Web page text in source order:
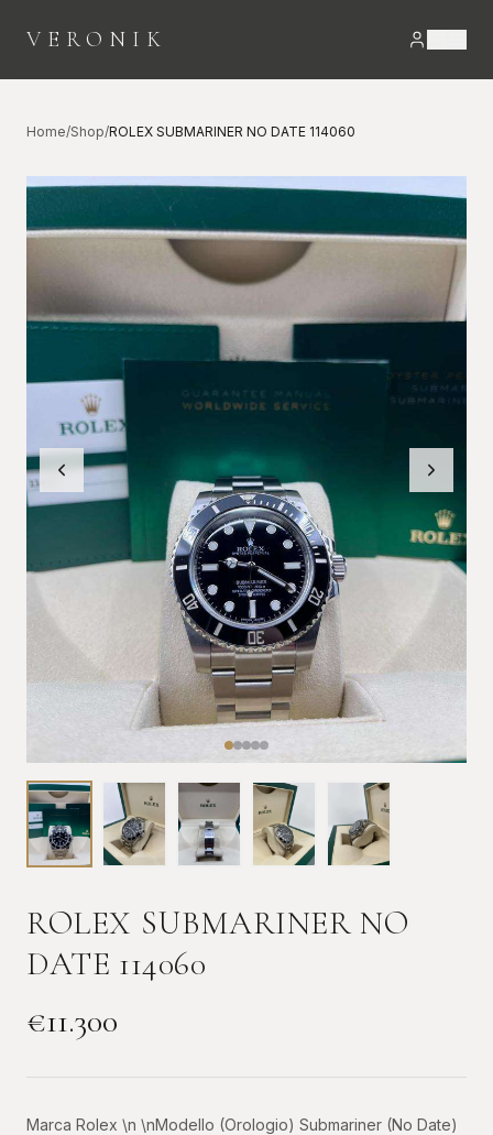
VERONIK
Home/Shop/ROLEX SUBMARINER NO DATE 114060
ROLEX SUBMARINER NO
DATE 114060
€11.300
Marca Rolex \n \nModello (Orologio) Submariner (No Date)